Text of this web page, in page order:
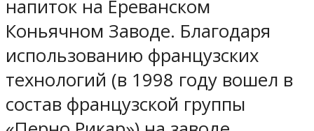
напиток на Ереванском
Коньячном Заводе. Благодаря
использованию французских
технологий (в 1998 году вошел в
состав французской группы